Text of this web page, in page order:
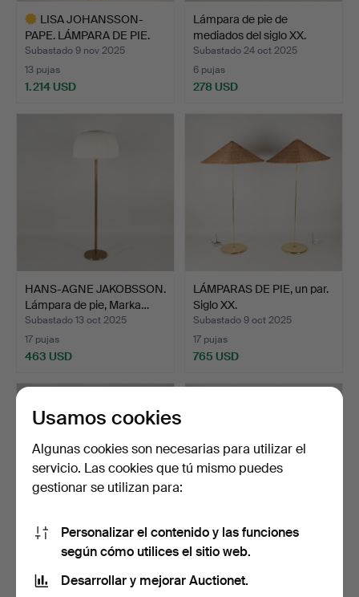
LISA JOHANSSON-
PAPE. LÁMPARA DE PIE.
«Sena…
Subastado 9 nov 2025
13 pujas
1.214 USD
Lámpara de pie de
mediados del siglo XX.
Subastado 24 oct 2025
6 pujas
278 USD
HANS-AGNE JAKOBSSON.
Lámpara de pie, Marka…
Subastado 13 oct 2025
17 pujas
463 USD
LÁMPARAS DE PIE, un par.
Siglo XX.
Subastado 9 oct 2025
17 pujas
765 USD
DOS LÁMPARAS DE PIE,
Fagerhult, segunda mi…
Subastado 7 oct 2025
UNA LÁMPARA DE PIE,
Finlandia de los años …
Usamos cookies
Algunas cookies son necesarias para utilizar el
servicio. Las cookies que tú mismo puedes
gestionar se utilizan para:
Personalizar el contenido y las funciones
según cómo utilices el sitio web.
Desarrollar y mejorar Auctionet.